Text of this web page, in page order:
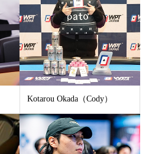
Kotarou Okada（Cody）